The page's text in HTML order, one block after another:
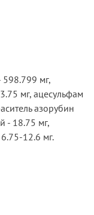
598.799 мг,
мг, ацесульфам
азорубин
- 18.75 мг,
6.75-12.6 мг.